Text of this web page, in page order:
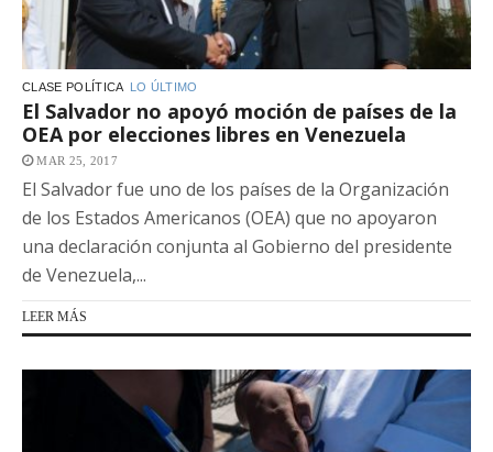
CLASE POLÍTICA LO ÚLTIMO
El Salvador no apoyó moción de países de la
OEA por elecciones libres en Venezuela
MAR 25, 2017
El Salvador fue uno de los países de la Organización
de los Estados Americanos (OEA) que no apoyaron
una declaración conjunta al Gobierno del presidente
de Venezuela,...
LEER MÁS